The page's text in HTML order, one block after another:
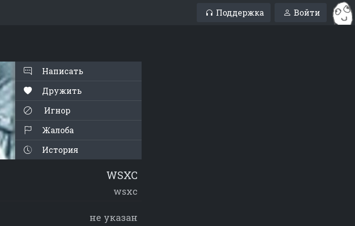
Поддержка Войти
Написать
Дружить
Игнор
Жалоба
История
WSXC
wsxc
не указан